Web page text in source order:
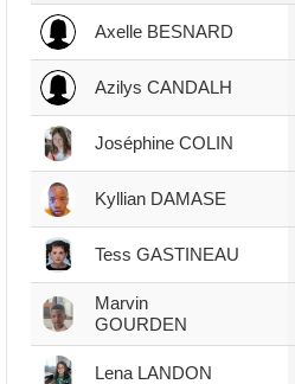
Axelle BESNARD
Azilys CANDALH
Joséphine COLIN
Kyllian DAMASE
Tess GASTINEAU
Marvin
GOURDEN
Lena LANDON